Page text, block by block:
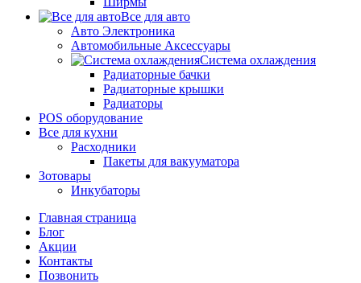
Все для авто
Авто Электроника
Автомобильные Аксессуары
Система охлаждения
Радиаторные бачки
Радиаторные крышки
Радиаторы
POS оборудование
Все для кухни
Расходники
Пакеты для вакууматора
Зотовары
Инкубаторы
Главная страница
Блог
Акции
Контакты
Позвонить